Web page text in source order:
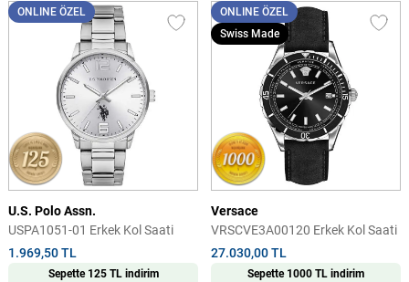
ONLINE ÖZEL
U.S. Polo Assn.
USPA1051-01 Erkek Kol Saati
1.969,50 TL
Sepette 125 TL indirim
ONLINE ÖZEL
Swiss Made
Versace
VRSCVE3A00120 Erkek Kol Saati
27.030,00 TL
Sepette 1000 TL indirim